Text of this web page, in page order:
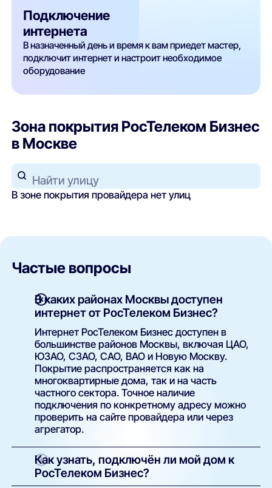
Подключение
интернета
В назначенный день и время к вам приедет мастер,
подключит интернет и настроит необходимое
оборудование
Зона покрытия РосТелеком Бизнес
в Москве
Найти улицу
В зоне покрытия провайдера нет улиц
Частые вопросы
В каких районах Москвы доступен
интернет от РосТелеком Бизнес?
Интернет РосТелеком Бизнес доступен в
большинстве районов Москвы, включая ЦАО,
ЮЗАО, СЗАО, САО, ВАО и Новую Москву.
Покрытие распространяется как на
многоквартирные дома, так и на часть
частного сектора. Точное наличие
подключения по конкретному адресу можно
проверить на сайте провайдера или через
агрегатор.
Как узнать, подключён ли мой дом к
РосТелеком Бизнес?